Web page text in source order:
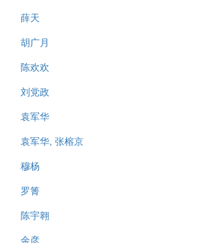
薛天
胡广月
陈欢欢
刘党政
袁军华
袁军华, 张榕京
穆杨
罗箐
陈宇翱
余彦